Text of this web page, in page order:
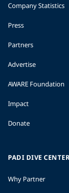
Company Statistics
Press
Partners
Advertise
AWARE Foundation
Impact
Donate
PADI DIVE
Why Partner